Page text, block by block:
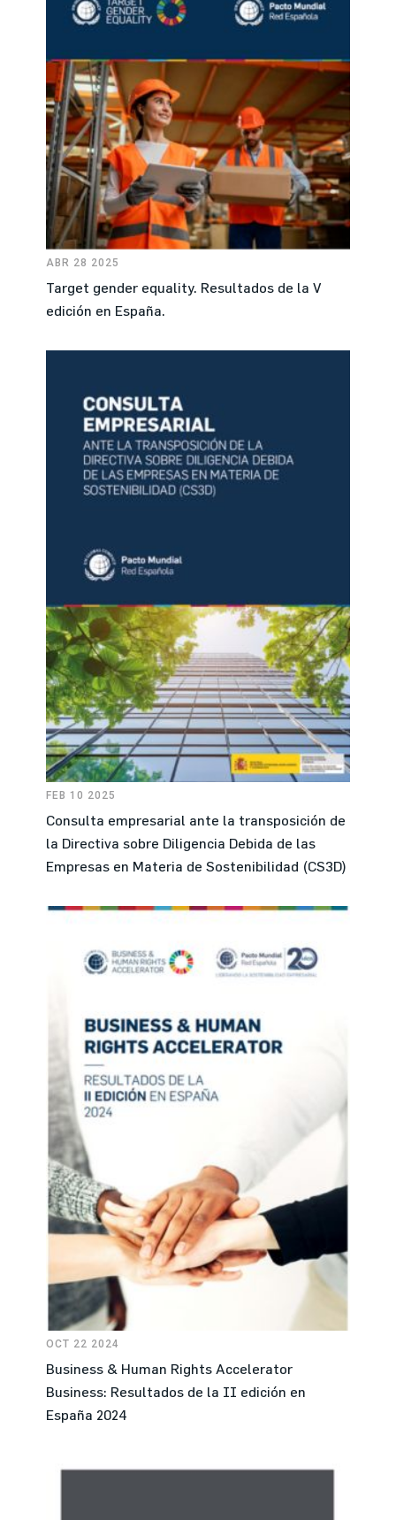
ABR 28 2025
Target gender equality. Resultados de la V
edición en España.
FEB 10 2025
Consulta empresarial ante la transposición de
la Directiva sobre Diligencia Debida de las
Empresas en Materia de Sostenibilidad (CS3D)
OCT 22 2024
Business & Human Rights Accelerator
Business: Resultados de la II edición en
España 2024